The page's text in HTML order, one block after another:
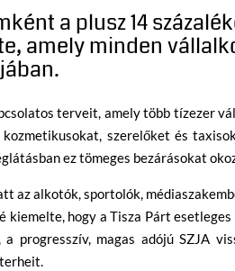
a plusz 14
amely minden
terveit, amely több tízezer
szerelőket és
ez tömeges bezárásokat
az alkotók, sportolók,
kiemelte, hogy a Tisza Párt
progresszív, magas adójú SZJA